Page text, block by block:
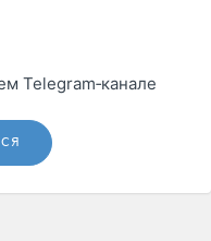
Telegram‑канале